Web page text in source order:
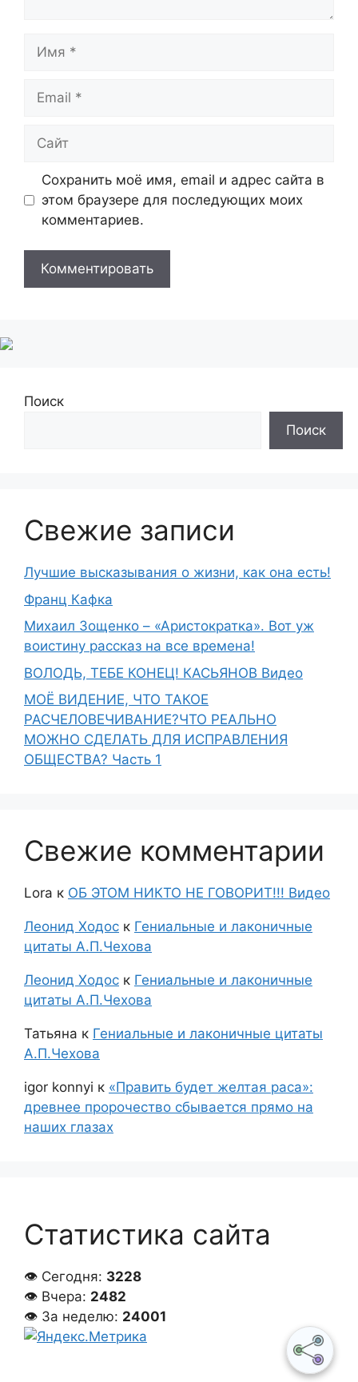
Сохранить моё имя, email и адрес сайта в
этом браузере для последующих моих
комментариев.
Поиск
Поиск
Свежие записи
Лучшие высказывания о жизни, как она есть!
Франц Кафка
Михаил Зощенко – «Аристократка». Вот уж
воистину рассказ на все времена!
ВОЛОДЬ, ТЕБЕ КОНЕЦ! КАСЬЯНОВ Видео
МОЁ ВИДЕНИЕ, ЧТО ТАКОЕ
РАСЧЕЛОВЕЧИВАНИЕ?ЧТО РЕАЛЬНО
МОЖНО СДЕЛАТЬ ДЛЯ ИСПРАВЛЕНИЯ
ОБЩЕСТВА? Часть 1
Свежие комментарии
Lora к ОБ ЭТОМ НИКТО НЕ ГОВОРИТ!!! Видео
Леонид Ходос к Гениальные и лаконичные
цитаты А.П.Чехова
Леонид Ходос к Гениальные и лаконичные
цитаты А.П.Чехова
Татьяна к Гениальные и лаконичные цитаты
А.П.Чехова
igor konnyi к «Править будет желтая раса»:
древнее пророчество сбывается прямо на
наших глазах
Статистика сайта
👁 Сегодня: 3228
👁 Вчера: 2482
👁 За неделю: 24001